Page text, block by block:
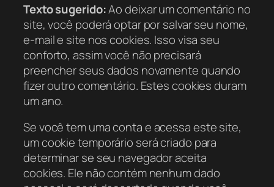
Texto sugerido:Ao deixar um comentário no
site, você poderá optar por salvar seu nome,
e-mail e site nos cookies. Isso visa seu
conforto, assim você não precisará
preencher seus dados novamente quando
fizer outro comentário. Estes cookies duram
um ano.
Se você tem uma conta e acessa este site,
um cookie temporário será criado para
determinar se seu navegador aceita
cookies. Ele não contém nenhum dado